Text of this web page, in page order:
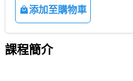
添加至購物車
課程簡介